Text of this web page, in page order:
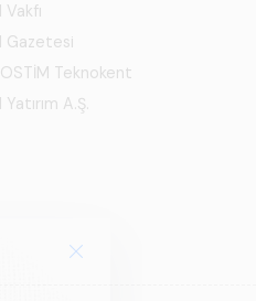
Gazetesi
Teknokent
A.Ş.